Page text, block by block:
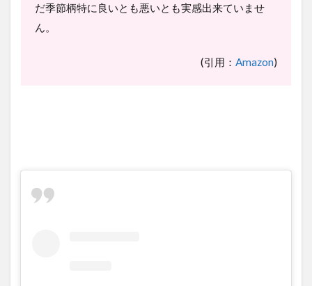
だ季節柄特に良いとも悪いとも実感出来ていませ
ん。
(引用： Amazon)